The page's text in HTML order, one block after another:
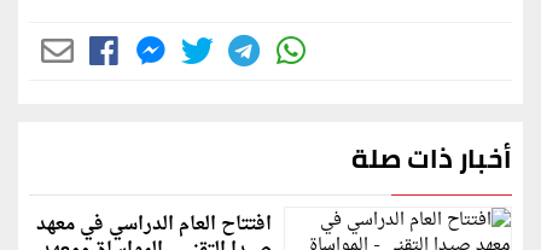
أخبار ذات صلة
افتتاح العام الدراسي في معهد